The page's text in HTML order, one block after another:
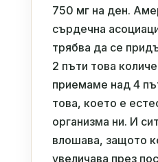
750 мг на ден.
сърдечна
трябва да се
2 пъти това
приемаме над 4
това, което е
организма ни. И
влошава, защото
увеличава през